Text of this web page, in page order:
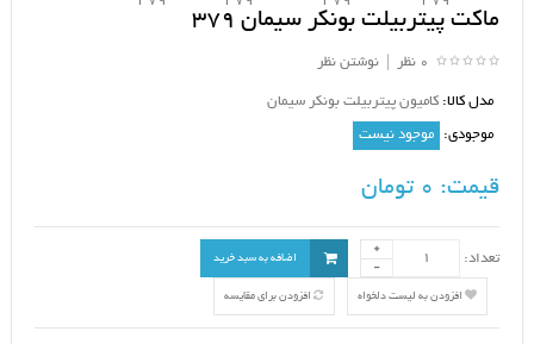
ماکت پیتربیلت بونکر سیمان 379
0 نظر نوشتن نظر
مدل کالا: کامیون پیتربیلت بونکر سیمان
موجودی: موجود نیست
قیمت:
تعداد: اضافه به سبد خرید
افزودن به لیست دلخواه افزودن برای مقایسه